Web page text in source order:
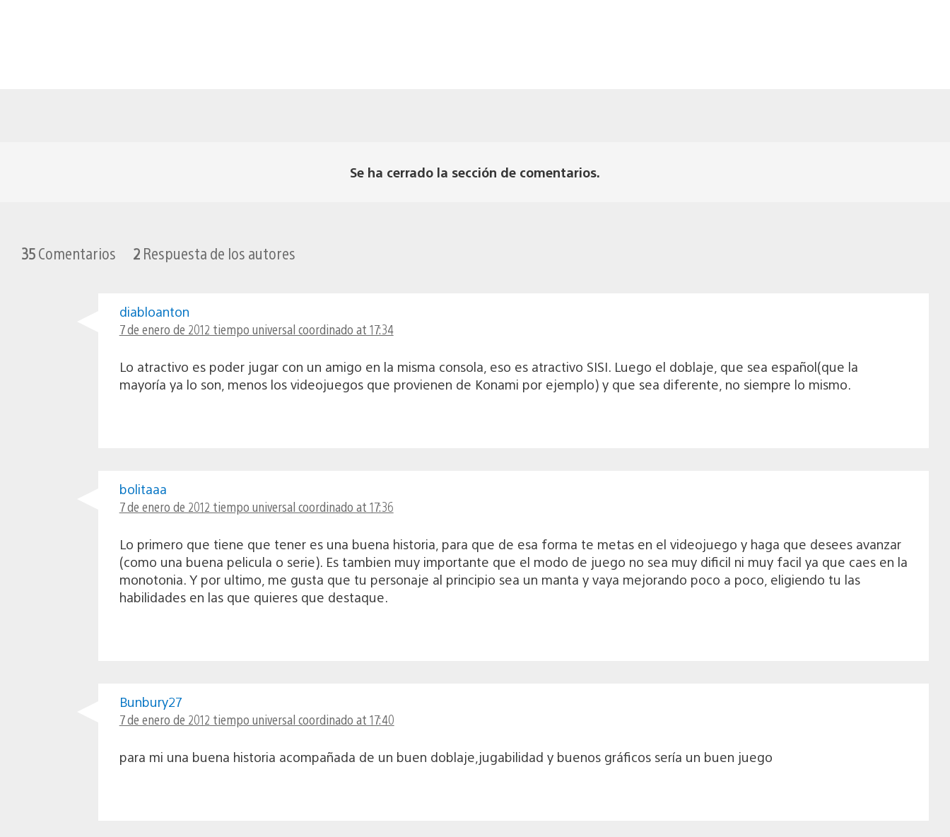
Se ha cerrado la sección de comentarios.
35Comentarios 2 Respuesta de los autores
diabloanton
7 de enero de 2012 tiempo universal coordinado at 17:34
Lo atractivo es poder jugar con un amigo en la misma consola, eso es atractivo SISI. Luego el doblaje, que sea español(que la
mayoría ya lo son, menos los videojuegos que provienen de Konami por ejemplo) y que sea diferente, no siempre lo mismo.
bolitaaa
7 de enero de 2012 tiempo universal coordinado at 17:36
Lo primero que tiene que tener es una buena historia, para que de esa forma te metas en el videojuego y haga que desees avanzar
(como una buena pelicula o serie). Es tambien muy importante que el modo de juego no sea muy dificil ni muy facil ya que caes en la
monotonia. Y por ultimo, me gusta que tu personaje al principio sea un manta y vaya mejorando poco a poco, eligiendo tu las
habilidades en las que quieres que destaque.
Bunbury27
7 de enero de 2012 tiempo universal coordinado at 17:40
para mi una buena historia acompañada de un buen doblaje,jugabilidad y buenos gráficos sería un buen juego